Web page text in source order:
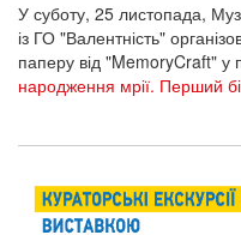
У суботу, 25 листопада,
із ГО "Валентність"
паперу від "MemoryCraft" у
народження мрії. Перший